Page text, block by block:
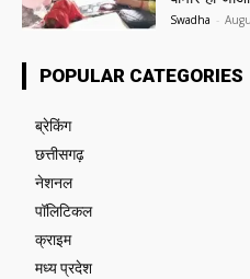
Swadha -
POPULAR CATEGORIES
ब्रेकिंग
छत्तीसगढ़
नेशनल
पॉलिटिकल
क्राइम
मध्य प्रदेश